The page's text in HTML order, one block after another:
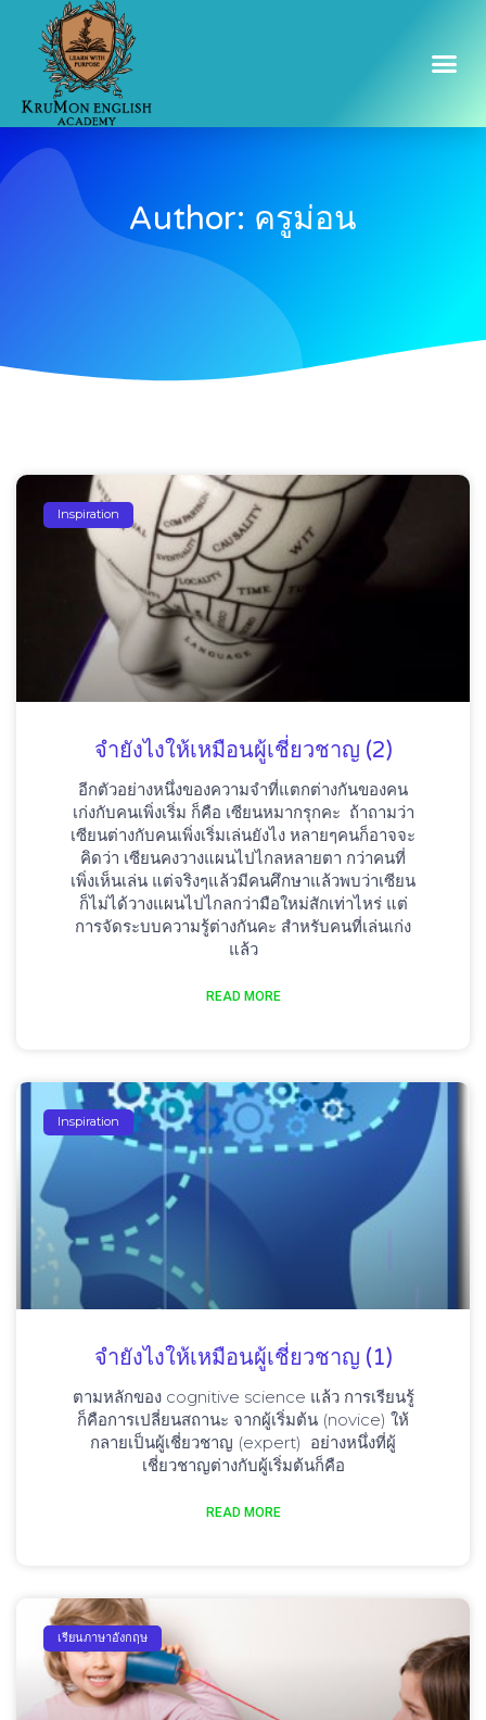
Author: ครูม่อน
Inspiration
จำยังไงให้เหมือนผู้เชี่ยวชาญ (2)
อีกตัวอย่างหนึ่งของความจำที่แตกต่างกันของคน
เก่งกับคนเพิ่งเริ่ม ก็คือ เซียนหมากรุกคะ ถ้าถามว่า
เซียนต่างกับคนเพิ่งเริ่มเล่นยังไง หลายๆคนก็อาจจะ
คิดว่า เซียนคงวางแผนไปไกลหลายตา กว่าคนที่
เพิ่งเห็นเล่น แต่จริงๆแล้วมีคนศึกษาแล้วพบว่าเซียน
ก็ไม่ได้วางแผนไปไกลกว่ามือใหม่สักเท่าไหร่ แต่
การจัดระบบความรู้ต่างกันคะ สำหรับคนที่เล่นเก่ง
แล้ว
READ MORE
Inspiration
จำยังไงให้เหมือนผู้เชี่ยวชาญ (1)
ตามหลักของ cognitive science แล้ว การเรียนรู้
ก็คือการเปลี่ยนสถานะ จากผู้เริ่มต้น (novice) ให้
กลายเป็นผู้เชี่ยวชาญ (expert) อย่างหนึ่งที่ผู้
เชี่ยวชาญต่างกับผู้เริ่มต้นก็คือ
READ MORE
เรียนภาษาอังกฤษ